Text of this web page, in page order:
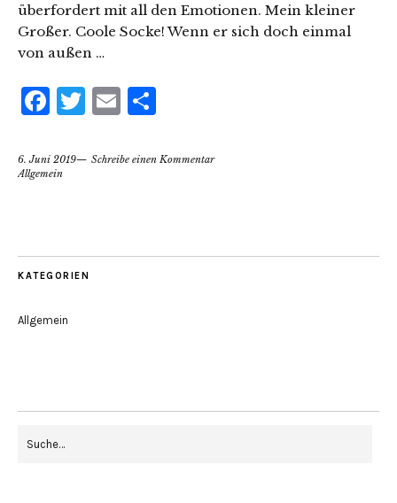
überfordert mit all den Emotionen. Mein kleiner
Großer. Coole Socke! Wenn er sich doch einmal
von außen …
Facebook
Twitter
Email
6. Juni 2019
Schreibe einen Kommentar
Allgemein
KATEGORIEN
Allgemein